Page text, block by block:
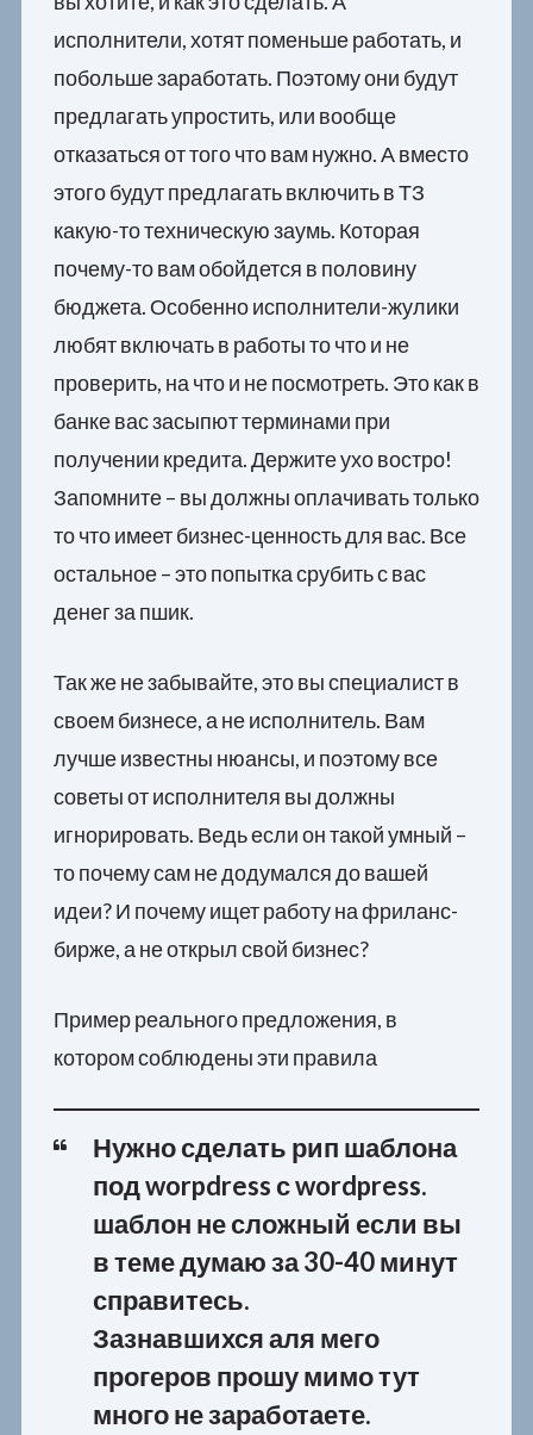
исполнители, хотят поменьше работать, и
побольше заработать. Поэтому они будут
предлагать упростить, или вообще
отказаться от того что вам нужно. А вместо
этого будут предлагать включить в ТЗ
какую-то техническую заумь. Которая
почему-то вам обойдется в половину
бюджета. Особенно исполнители-жулики
любят включать в работы то что и не
проверить, на что и не посмотреть. Это как в
банке вас засыпют терминами при
получении кредита. Держите ухо востро!
Запомните – вы должны оплачивать только
то что имеет бизнес-ценность для вас. Все
остальное – это попытка срубить с вас
денег за пшик.
Так же не забывайте, это вы специалист в
своем бизнесе, а не исполнитель. Вам
лучше известны нюансы, и поэтому все
советы от исполнителя вы должны
игнорировать. Ведь если он такой умный –
то почему сам не додумался до вашей
идеи? И почему ищет работу на фриланс-
бирже, а не открыл свой бизнес?
Пример реального предложения, в
котором соблюдены эти правила
Нужно сделать рип шаблона
под worpdress с wordpress.
шаблон не сложный если вы
в теме думаю за 30-40 минут
справитесь.
Зазнавшихся аля мего
прогеров прошу мимо тут
много не заработаете.